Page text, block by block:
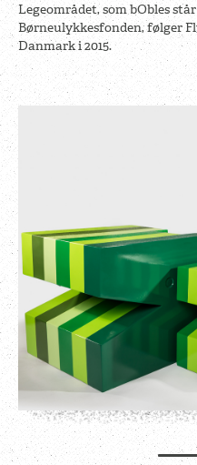
Legeområdet, som bObles
Børneulykkesfonden, følger
Danmark i 2015.